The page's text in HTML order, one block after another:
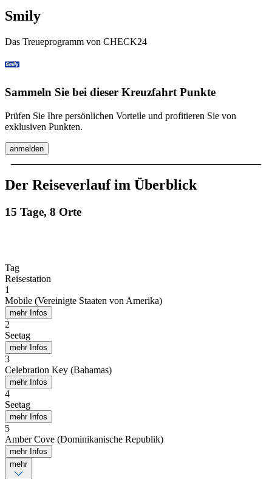
Smily
Das Treueprogramm von CHECK24
Sammeln Sie bei dieser Kreuzfahrt Punkte
Prüfen Sie Ihre persönlichen Vorteile und profitieren Sie von
exklusiven Punkten.
anmelden
Der Reiseverlauf im Überblick
15 Tage, 8 Orte
Tag
Reisestation
1
Mobile (Vereinigte Staaten von Amerika)
mehr Infos
2
Seetag
mehr Infos
3
Celebration Key (Bahamas)
mehr Infos
4
Seetag
mehr Infos
5
Amber Cove (Dominikanische Republik)
mehr Infos
mehr